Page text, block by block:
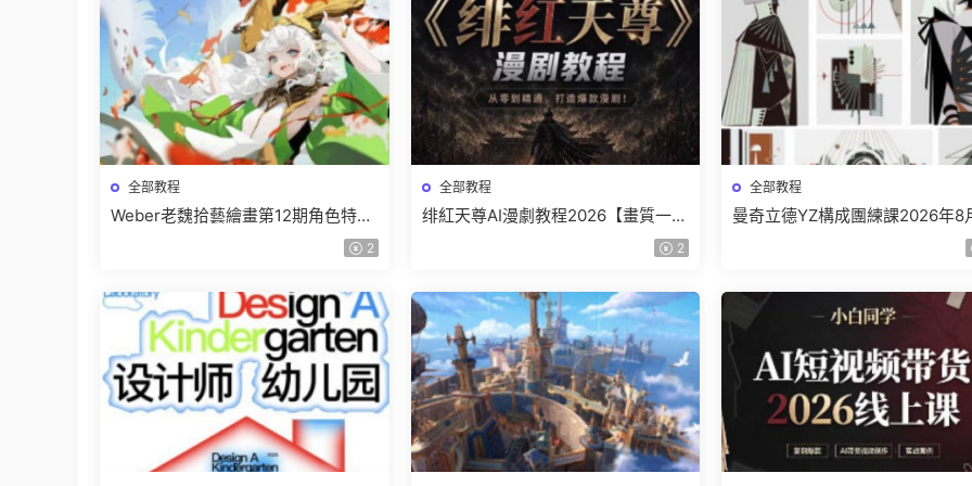
全部教程
Weber老魏拾藝繪畫第12期角色特訓
2
全部教程
绯紅天尊AI漫劇教程2026【畫質一般
2
全部教程
曼奇立德YZ構成團練課2026年8